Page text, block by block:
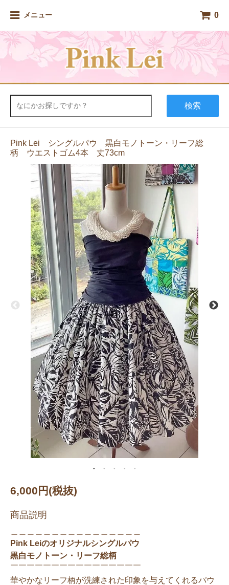
メニュー 0
検索
Pink Lei シングルパウ 黒白モノトーン・リーフ総
柄 ウエストゴム4本 丈73cm
6,000円(税抜)
商品説明
Pink Leiのオリジナルシングルパウ
黒白モノトーン・リーフ総柄
￣￣￣￣￣￣￣￣￣￣￣￣￣￣￣￣
華やかなリーフ柄が洗練された印象を与えてくれるパウ